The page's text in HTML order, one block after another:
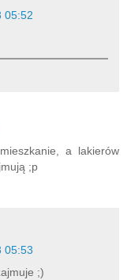
05:52
a lakierów
;p
05:53
;)